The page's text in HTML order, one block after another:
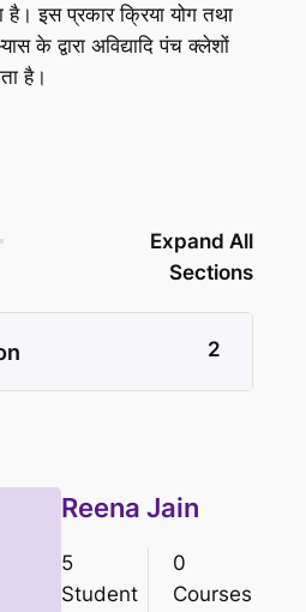
है। इस प्रकार क्रिया योग तथा
के द्वारा अविद्यादि पंच क्लेशों
है।
Expand All
Sections
2
Reena Jain
5
Student
0
Courses